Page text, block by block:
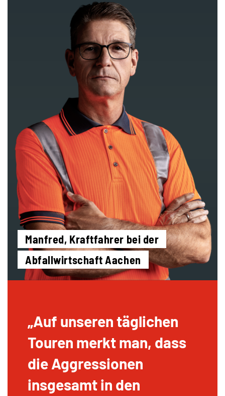
Manfred, Kraftfahrer bei der
Abfallwirtschaft Aachen
Auf unseren täglichen
Touren merkt man, dass
die Aggressionen
insgesamt in den